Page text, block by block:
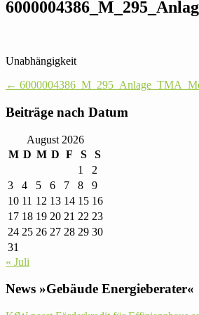
Unab­hän­gig­keit
Post
navigation
←
Bei­träge nach Datum
August 2026
M D M D F S
S
1
2
3
4 5 6 7 8
9
10 11 12 13 14 15 16
17 18 19 20 21 22 23
24 25 26 27 28 29 30
31
« Juli
News »Gebäude Energieberater«